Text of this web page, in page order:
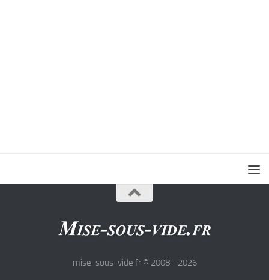
mise-sous-vide.fr © 2008 - 2026